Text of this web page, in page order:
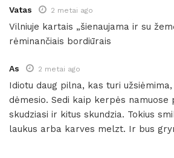
Vatas 2 metai ago
Vilniuje kartais „šienaujama ir su
rėminančiais bordiūrais
As 2 metai ago
Idiotu daug pilna, kas turi
dėmesio. Sedi kaip kerpės namuose
skudziasi ir kitus skundzia. Tokius
laukus arba karves melzt. Ir bus